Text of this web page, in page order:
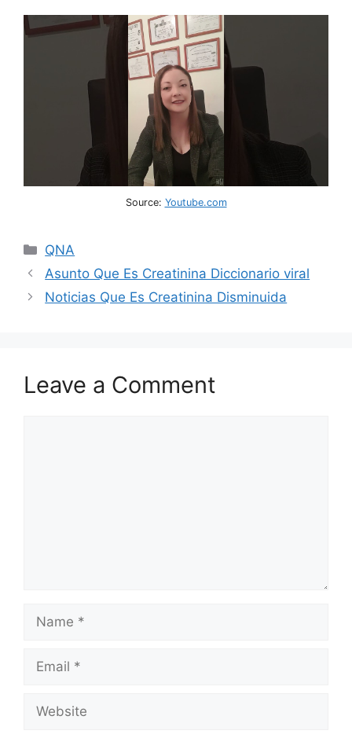
Source: Youtube.com
Categories
QNA
Asunto Que Es Creatinina Diccionario viral
Noticias Que Es Creatinina Disminuida
Leave a Comment
Name
Email
Website